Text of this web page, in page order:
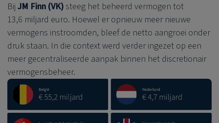
Bij JM Finn (VK) steeg het beheerd vermogen tot
13,6 miljard euro. Hoewel er opnieuw meer nieuwe
vermogens instroomden, bleef de netto aangroei onder
druk staan. In die context werd verder ingezet op een
meer gecentraliseerde aanpak binnen het discretionair
vermogensbeheer.